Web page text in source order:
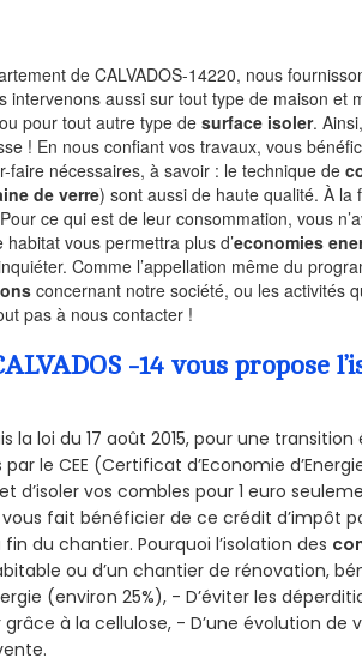
de CALVADOS-14220, nous
intervenons aussi sur tout type de maison et
pour tout autre type desurface isoler.
! En nous confiant vos travaux, vous
faire nécessaires, à savoir : le technique de
de verre) sont aussi de haute qualité. À
ce qui est de leur consommation, vous
vous permettra plus d’economies
Comme l’appellation même du
concernant notre société, ou les activités
pas à nous contacter !
-14 vous propose
loi du 17 août 2015, pour une
le CEE (Certificat d’Economie
d’isoler vos combles pour 1 euro
vous fait bénéficier de ce crédit d’impôt
du chantier. Pourquoi l’isolation des
ou d’un chantier de rénovation,
(environ 25%), - D’éviter les
à la cellulose, - D’une évolution